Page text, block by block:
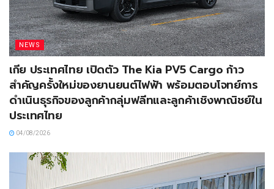
NEWS
เกีย ประเทศไทย เปิดตัว The Kia PV5 Cargo ก้าว
สำคัญครั้งใหม่ของยานยนต์ไฟฟ้า พร้อมตอบโจทย์การ
ดำเนินธุรกิจของลูกค้ากลุ่มฟลีทและลูกค้าเชิงพาณิชย์ใน
ประเทศไทย
04/08/2026